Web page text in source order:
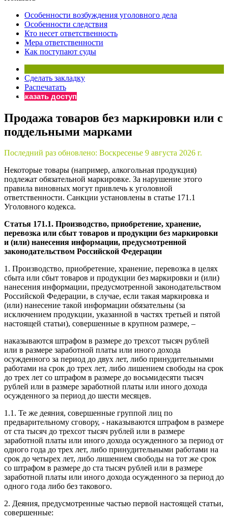
Бератор
«Практическая энциклопедия бухгалтера»
Материалы электронного журнала
«Нормативные акты для бухгалтера»
Материалы электронного журнала
Онлайн-сервисы «Учетная политика» и «Алгоритмы для
Просто заполните форму, и мы вышлем вам на почту
Особенности возбуждения уголовного дела
Особенности следствия
Кто несет ответственность
Мера ответственности
Как поступают суды
Сделать закладку
Распечатать
Заказать доступ
Продажа товаров без маркировки или с
поддельными марками
Последний раз обновлено: Воскресенье 9 августа 2026 г.
Некоторые товары (например, алкогольная продукция)
подлежат обязательной маркировке. За нарушение этого
правила виновных могут привлечь к уголовной
ответственности. Санкции установлены в статье 171.1
Уголовного кодекса.
Статья 171.1. Производство, приобретение, хранение,
перевозка или сбыт товаров и продукции без маркировки
и (или) нанесения информации, предусмотренной
законодательством Российской Федерации
1. Производство, приобретение, хранение, перевозка в целях
сбыта или сбыт товаров и продукции без маркировки и (или)
нанесения информации, предусмотренной законодательством
Российской Федерации, в случае, если такая маркировка и
(или) нанесение такой информации обязательны (за
исключением продукции, указанной в частях третьей и пятой
настоящей статьи), совершенные в крупном размере, –
наказываются штрафом в размере до трехсот тысяч рублей
или в размере заработной платы или иного дохода
осужденного за период до двух лет, либо принудительными
работами на срок до трех лет, либо лишением свободы на срок
до трех лет со штрафом в размере до восьмидесяти тысяч
рублей или в размере заработной платы или иного дохода
осужденного за период до шести месяцев.
1.1. Те же деяния, совершенные группой лиц по
предварительному сговору, - наказываются штрафом в размере
от ста тысяч до трехсот тысяч рублей или в размере
заработной платы или иного дохода осужденного за период от
одного года до трех лет, либо принудительными работами на
срок до четырех лет, либо лишением свободы на тот же срок
со штрафом в размере до ста тысяч рублей или в размере
заработной платы или иного дохода осужденного за период до
одного года либо без такового.
2. Деяния, предусмотренные частью первой настоящей статьи,
совершенные: